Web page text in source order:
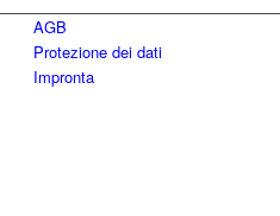
AGB
Protezione dei dati
Impronta